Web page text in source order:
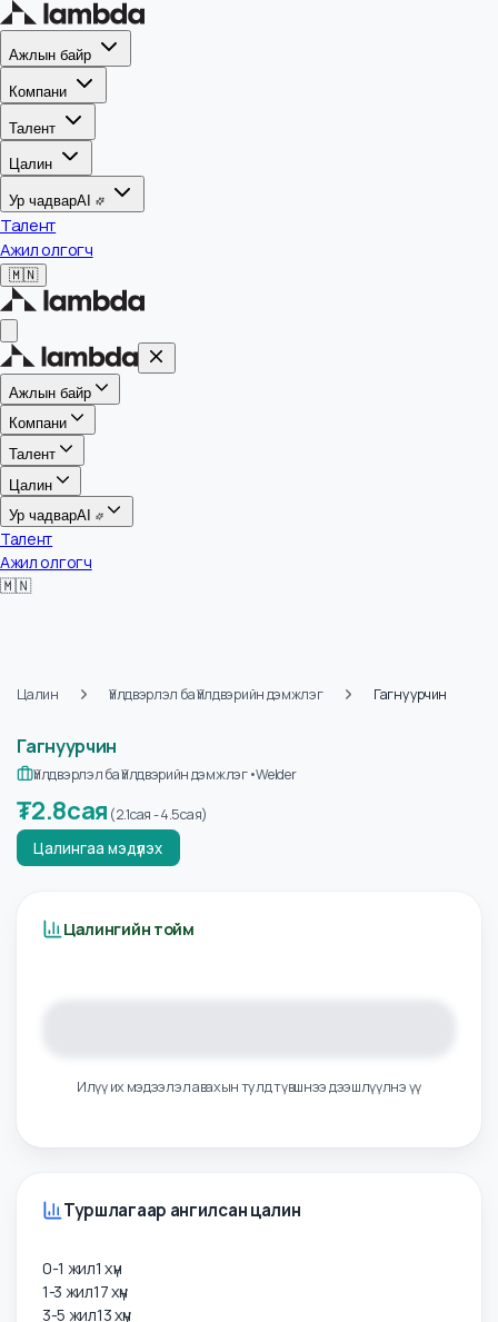
Ажлын байр
Компани
Талент
Цалин
Ур чадварAI
Талент
Ажил олгогч
🇲🇳
Ажлын байр
Компани
Талент
Цалин
Ур чадвар
Талент
Ажил олгогч
Гагнуурчин
Үйлдвэрлэл ба Үйлдвэрийн дэмжлэг
₮ 2.8сая(2.1сая- 4.5сая
Илүү их мэдээлэл авахын тулд түвшнээ дээшлүүлнэ үү
Туршлагаар ангилсан цалин